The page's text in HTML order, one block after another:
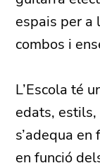
espais per a
combos i
L’Escola té
edats,
s’adequa
en funció